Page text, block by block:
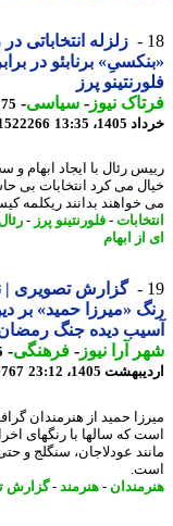
زلزله انتخاباتی در
برنابئو در برابر
پرز
نیوز-سیاسی-
13:35
81522266
رئال با ایجاد ابهام و
می کرد انتخابات بی
بدانند ریکلمه کیست،
-فلورنتینو پرز-رئال
ابهام
گزارش تصویری |
«میرزا حمید» بر
دیده جنگ رمضان
آرا نیوز-فرهنگی-
1405، 23:12
حمید از هنرمندان گرافیتی
که سالها با رنگهای اخرایی
عودلاجان، سنگلج و حتی
- هنرمند-گزارش